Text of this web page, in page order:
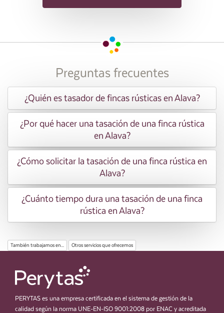
Preguntas frecuentes
¿Quién es tasador de fincas rústicas en Alava?
¿Por qué hacer una tasación de una finca rústica
en Alava?
¿Cómo solicitar la tasación de una finca rústica en
Alava?
¿Cuánto tiempo dura una tasación de una finca
rústica en Alava?
También trabajamos en... Otros servicios que ofrecemos
PERYTAS es una empresa certificada en el sistema de gestión de la
calidad según la norma UNE-EN-ISO 9001:2008 por ENAC y acreditada